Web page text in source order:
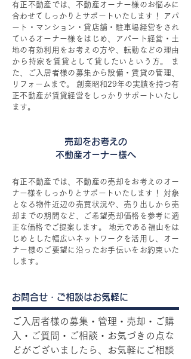
有正不動産では、不動産オーナー様のお悩みに
合わせてしっかりとサポートいたします！ アパ
ート・マンション・貸店舗・駐車場経営をされ
ているオーナー様をはじめ、アパート経営・土
地の有効利用をお考えの方や、転勤などの理由
から持家を賃貸として貸したいという方。 ま
た、ご入居者様の募集から設備・賃貸の管理、
リフォームまで。 創業昭和29年の実績を持つ有
正不動産が賃貸経営をしっかりサポートいたし
ます。
売却をお考えの
不動産オーナー様へ
有正不動産では、不動産の売却をお考えのオー
ナー様をしっかりとサポートいたします！ 対象
となる物件近辺の売買状況や、売り出しから売
却までの期間など、ご希望売却価格を参考に適
正な価格でご提案します。 地元である福山をは
じめとした幅広いネットワークを活用し、オー
ナー様のご要望に沿ったお手伝いをお約束いた
します。
お問合せ・ご相談はお気軽に
ご入居者様の募集・管理・売却・ご購
入・ご質問・ご相談・お気づきの点な
どがございましたら、お気軽にご相談